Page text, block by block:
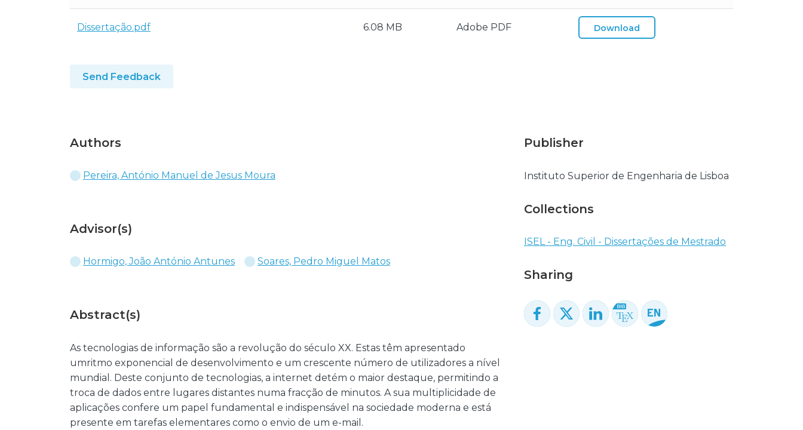
Dissertação.pdf 6.08 MB Adobe PDF Download
Send Feedback
Authors
Pereira, António Manuel de Jesus Moura
Advisor(s)
Hormigo, João António Antunes Soares, Pedro Miguel Matos
Abstract(s)
As tecnologias de informação são a revolução do século XX. Estas têm apresentado
umritmo exponencial de desenvolvimento e um crescente número de utilizadores a nível
mundial. Deste conjunto de tecnologias, a internet detém o maior destaque, permitindo a
troca de dados entre lugares distantes numa fracção de minutos. A sua multiplicidade de
aplicações confere um papel fundamental e indispensável na sociedade moderna e está
presente em tarefas elementares como o envio de um e-mail.
Publisher
Instituto Superior de Engenharia de Lisboa
Collections
ISEL - Eng. Civil - Dissertações de Mestrado
Sharing